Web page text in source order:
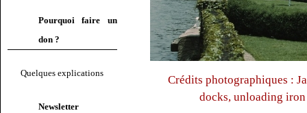
Pourquoi faire un
don ?
Quelques explications
Newsletter
Crédits photographiques :
docks, unloading